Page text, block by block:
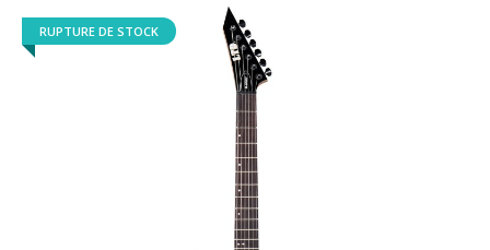
RUPTURE DE STOCK